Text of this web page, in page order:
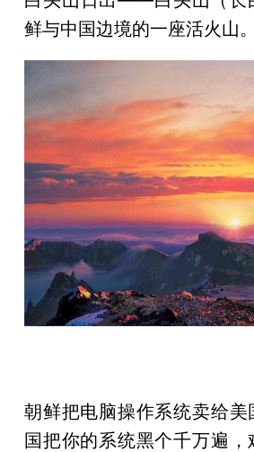
鲜与中国边境的一座活火山。
朝鲜把电脑操作系统卖给美
国把你的系统黑个千万遍，